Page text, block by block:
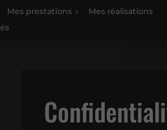
Mes prestations
Mes réalisations